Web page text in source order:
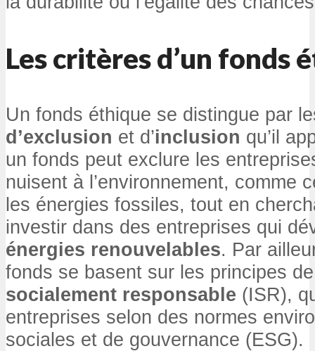
Les critères d’un fonds
Un fonds éthique se distingue par
d’exclusion et d’inclusion qu’il
un fonds peut exclure les
nuisent à l’environnement, comme
les énergies fossiles, tout en
investir dans des entreprises qui
énergies renouvelables. Par
fonds se basent sur les principes
socialement responsable (ISR),
entreprises selon des normes
sociales et de gouvernance (ESG).